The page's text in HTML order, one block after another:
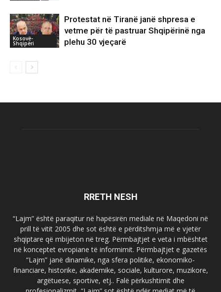
Kosovë-
Shqipëri
Protestat në Tiranë janë shpresa e
vetme për të pastruar Shqipërinë nga
plehu 30 vjeçarë
RRETH NESH
“Lajm” është paraqitur në hapësirën mediale në Maqedoni në
prill të vitit 2005 dhe sot është e përditshmja më e vjetër
shqiptare që mbijeton në treg. Përmbajtjet e veta i mbështet
në konceptet evropiane të informimit. Përmbajtjet e gazetës
“Lajm” janë dinamike, nga sfera politike, ekonomiko-
financiare, historike, akademike, sociale, kulturore, muzikore,
argëtuese, sportive, etj.. Falë përkushtimit dhe